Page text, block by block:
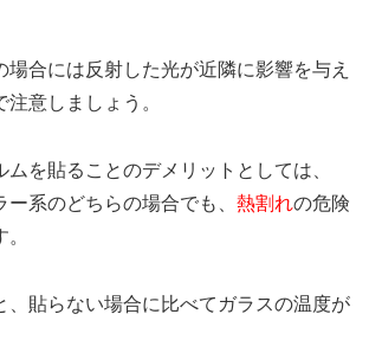
場合には反射した光が近隣に影響を与え
意しましょう。
ムを貼ることのデメリットとしては、
ー系のどちらの場合でも、 熱割れの危険
、貼らない場合に比べてガラスの温度が